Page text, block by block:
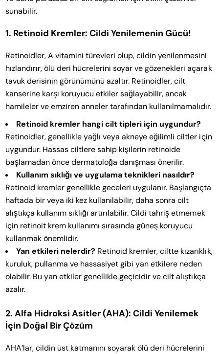
sunabilir.
1. Retinoid Kremler: Cildi Yenilemenin Gücü!
Retinoidler, A vitamini türevleri olup, cildin yenilenmesini
hızlandırır, ölü deri hücrelerini soyar ve gözenekleri açarak
tavuk derisinin görünümünü azaltır. Retinoidler, cilt
kanserine karşı koruyucu etkiler sağlayabilir, ancak
hamileler ve emziren anneler tarafından kullanılmamalıdır.
Retinoid kremler hangi cilt tipleri için uygundur?
Retinoidler, genellikle yağlı veya akneye eğilimli ciltler için
uygundur. Hassas ciltlere sahip kişilerin retinoide
başlamadan önce dermatoloğa danışması önerilir.
Kullanım sıklığı ve uygulama teknikleri nasıldır?
Retinoid kremler genellikle geceleri uygulanır. Başlangıçta
haftada bir veya iki kez kullanılabilir, daha sonra cilt
alıştıkça kullanım sıklığı artırılabilir. Cildi tahriş etmemek
için retinoit krem kullanımı sırasında güneş koruyucu
kullanmak önemlidir.
Yan etkileri nelerdir? Retinoid kremler, ciltte kızarıklık,
kuruluk, pullanma ve hassasiyet gibi yan etkilere neden
olabilir. Bu yan etkiler genellikle geçicidir ve cilt alıştıkça
azalır.
2. Alfa Hidroksi Asitler (AHA): Cildi Yenilemek
İçin Doğal Bir Çözüm
AHA’lar, cildin üst katmanını soyarak ölü deri hücrelerini